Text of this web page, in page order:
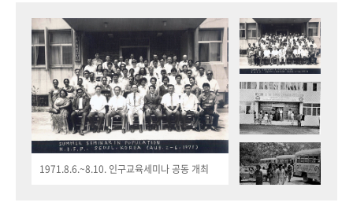
1971.8.6.~8.10. 인구교육세미나 공동 개최